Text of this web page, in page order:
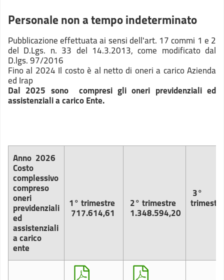
Personale non a tempo indeterminato
Pubblicazione effettuata ai sensi dell'art. 17 commi 1 e 2
del D.Lgs. n. 33 del 14.3.2013, come modificato dal
D.lgs. 97/2016
Fino al 2024 Il costo è al netto di oneri a carico Azienda
ed Irap
Dal 2025 sono compresi gli oneri previdenziali ed
assistenziali a carico Ente.
Anno 2026
Costo
complessivo
compreso
oneri
previdenziali
ed
assistenziali
a carico
ente
1° trimestre
717.614,61
2° trimestre
1.348.594,20
3°
trimestre